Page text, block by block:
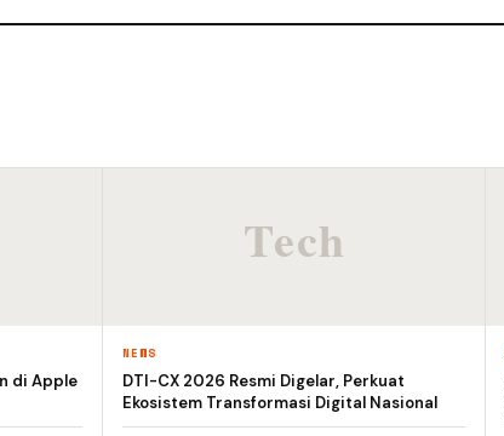
di Apple
NEWS
DTI-CX 2026 Resmi Digelar, Perkuat
Ekosistem Transformasi Digital Nasional